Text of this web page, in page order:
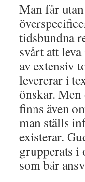
Man får
tidsbundna
svårt att
av extensiv
levererar i
önskar.
finns även
man ställs
existerar.
grupperats i
som bär